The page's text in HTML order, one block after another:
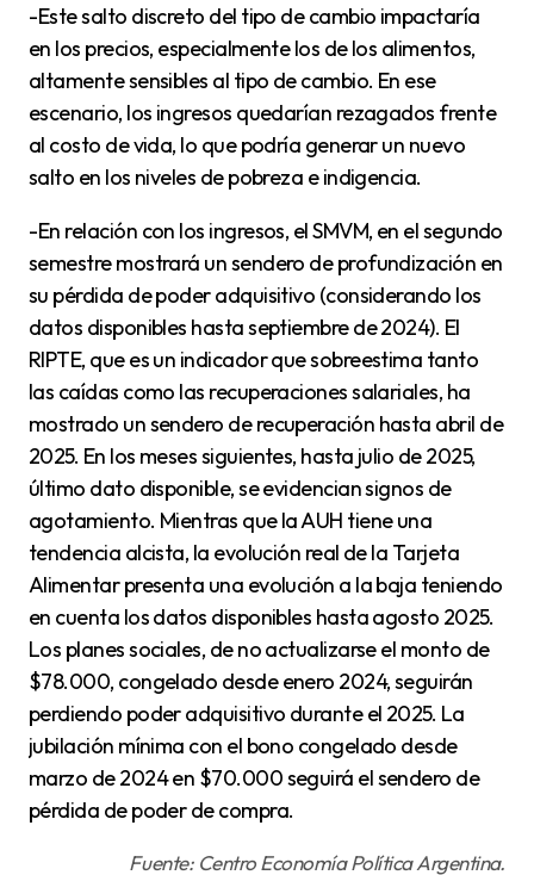
-Este salto discreto del tipo de cambio impactaría
en los precios, especialmente los de los alimentos,
altamente sensibles al tipo de cambio. En ese
escenario, los ingresos quedarían rezagados frente
al costo de vida, lo que podría generar un nuevo
salto en los niveles de pobreza e indigencia.
-En relación con los ingresos, el SMVM, en el segundo
semestre mostrará un sendero de profundización en
su pérdida de poder adquisitivo (considerando los
datos disponibles hasta septiembre de 2024). El
RIPTE, que es un indicador que sobreestima tanto
las caídas como las recuperaciones salariales, ha
mostrado un sendero de recuperación hasta abril de
2025. En los meses siguientes, hasta julio de 2025,
último dato disponible, se evidencian signos de
agotamiento. Mientras que la AUH tiene una
tendencia alcista, la evolución real de la Tarjeta
Alimentar presenta una evolución a la baja teniendo
en cuenta los datos disponibles hasta agosto 2025.
Los planes sociales, de no actualizarse el monto de
$78.000, congelado desde enero 2024, seguirán
perdiendo poder adquisitivo durante el 2025. La
jubilación mínima con el bono congelado desde
marzo de 2024 en $70.000 seguirá el sendero de
pérdida de poder de compra.
Fuente: Centro Economía Política Argentina.